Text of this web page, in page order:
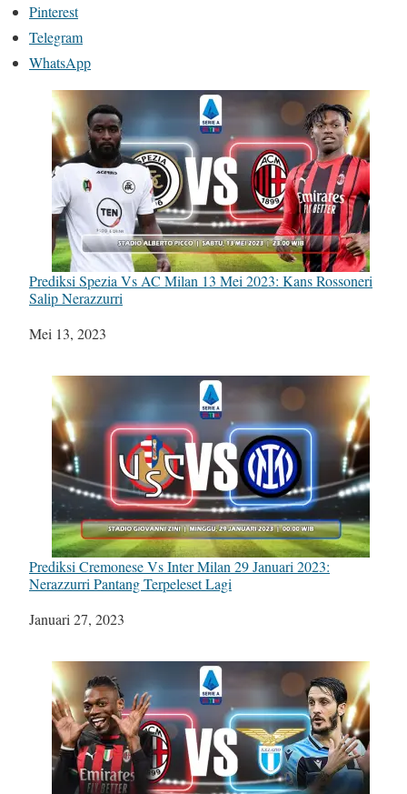
Pinterest
Telegram
WhatsApp
Prediksi Spezia Vs AC Milan 13 Mei 2023: Kans Rossoneri
Salip Nerazzurri
Tanggal
Mei 13, 2023
Prediksi Cremonese Vs Inter Milan 29 Januari 2023:
Nerazzurri Pantang Terpeleset Lagi
Tanggal
Januari 27, 2023